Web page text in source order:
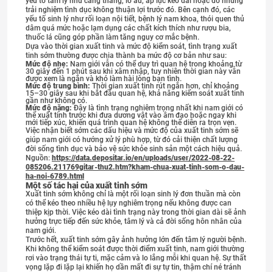
trải nghiệm tình dục không thuận lợi trước đó. Bên cạnh đó, các
yếu tố sinh lý như rối loạn nội tiết, bệnh lý nam khoa, thói quen thủ
dâm quá mức hoặc lạm dụng các chất kích thích như rượu bia,
thuốc lá cũng góp phần làm tăng nguy cơ mắc bệnh.
Dựa vào thời gian xuất tinh và mức độ kiểm soát, tình trạng xuất
tinh sớm thường được chia thành ba mức độ cơ bản như sau:
Mức độ nhẹ: Nam giới vẫn có thể duy trì quan hệ trong khoảng từ
30 giây đến 1 phút sau khi xâm nhập, tuy nhiên thời gian này vẫn
được xem là ngắn và khó làm hài lòng bạn tình.
Mức độ trung bình: Thời gian xuất tinh rút ngắn hơn, chỉ khoảng
15–30 giây sau khi bắt đầu quan hệ, khả năng kiểm soát xuất tinh
gần như không có.
Mức độ nặng: Đây là tình trạng nghiêm trọng nhất khi nam giới có
thể xuất tinh trước khi đưa dương vật vào âm đạo hoặc ngay khi
mới tiếp xúc, khiến quá trình quan hệ không thể diễn ra trọn vẹn.
Việc nhận biết sớm các dấu hiệu và mức độ của xuất tinh sớm sẽ
giúp nam giới có hướng xử lý phù hợp, từ đó cải thiện chất lượng
đời sống tình dục và bảo vệ sức khỏe sinh sản một cách hiệu quả.
Nguồn: https://data.depositar.io/en/uploads/user/2022-08-22-
085206.211769gitar-thu2.htm?kham-chua-xuat-tinh-som-o-dau-
ha-noi-6789.html
Một số tác hại của xuất tinh sớm
Xuất tinh sớm không chỉ là một rối loạn sinh lý đơn thuần mà còn
có thể kéo theo nhiều hệ lụy nghiêm trọng nếu không được can
thiệp kịp thời. Việc kéo dài tình trạng này trong thời gian dài sẽ ảnh
hưởng trực tiếp đến sức khỏe, tâm lý và cả đời sống hôn nhân của
nam giới.
Trước hết, xuất tinh sớm gây ảnh hưởng lớn đến tâm lý người bệnh.
Khi không thể kiểm soát được thời điểm xuất tinh, nam giới thường
rơi vào trạng thái tự ti, mặc cảm và lo lắng mỗi khi quan hệ. Sự thất
vọng lặp đi lặp lại khiến họ dần mất đi sự tự tin, thậm chí né tránh